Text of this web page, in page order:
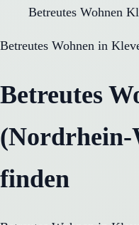
Betreutes Wohnen
Betreutes Wohnen in
Betreutes
(Nordrhein-
finden